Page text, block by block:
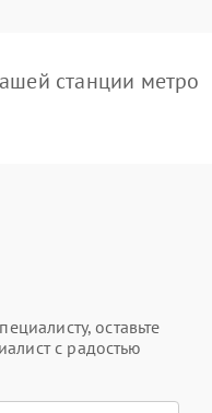
станции метро
оставьте
с радостью